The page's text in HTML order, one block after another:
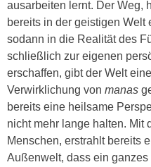
ausarbeiten lernt. Der Weg,
bereits in der geistigen Welt
sodann in die Realität des
schließlich zur eigenen
erschaffen, gibt der Welt
Verwirklichung von manas
bereits eine heilsame
nicht mehr lange halten. Mit
Menschen, erstrahlt bereits
Außenwelt, dass ein